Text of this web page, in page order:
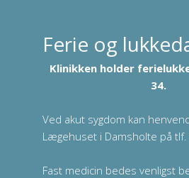
Ferie og
Klinikken holder
34.
Ved akut sygdom kan
Lægehuset i Damsholte på tlf.
Fast medicin bedes venligst